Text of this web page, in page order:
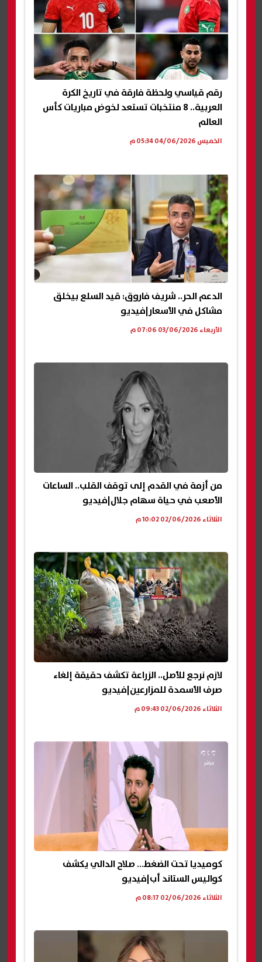
رقم قياسي ولحظة فارقة في تاريخ الكرة
العربية.. 8 منتخبات تستعد لخوض مباريات كأس
العالم
الخميس 04/06/2026 05:34 م
الدعم الحر.. شريف فاروق: قيد السلع بيخلق
مشاكل في الأسعار|فيديو
الأربعاء 03/06/2026 07:06 م
من أزمة في القدم إلى توقف القلب.. الساعات
الأصعب في حياة سهام جلال|فيديو
الثلاثاء 02/06/2026 10:02 م
لازم نرجع للأصل.. الزراعة تكشف حقيقة إلغاء
صرف الأسمدة للمزارعين|فيديو
الثلاثاء 02/06/2026 09:43 م
كوميديا تحت الضغط… صلاح الدالي يكشف
كواليس الستاند أب|فيديو
الثلاثاء 02/06/2026 08:17 م